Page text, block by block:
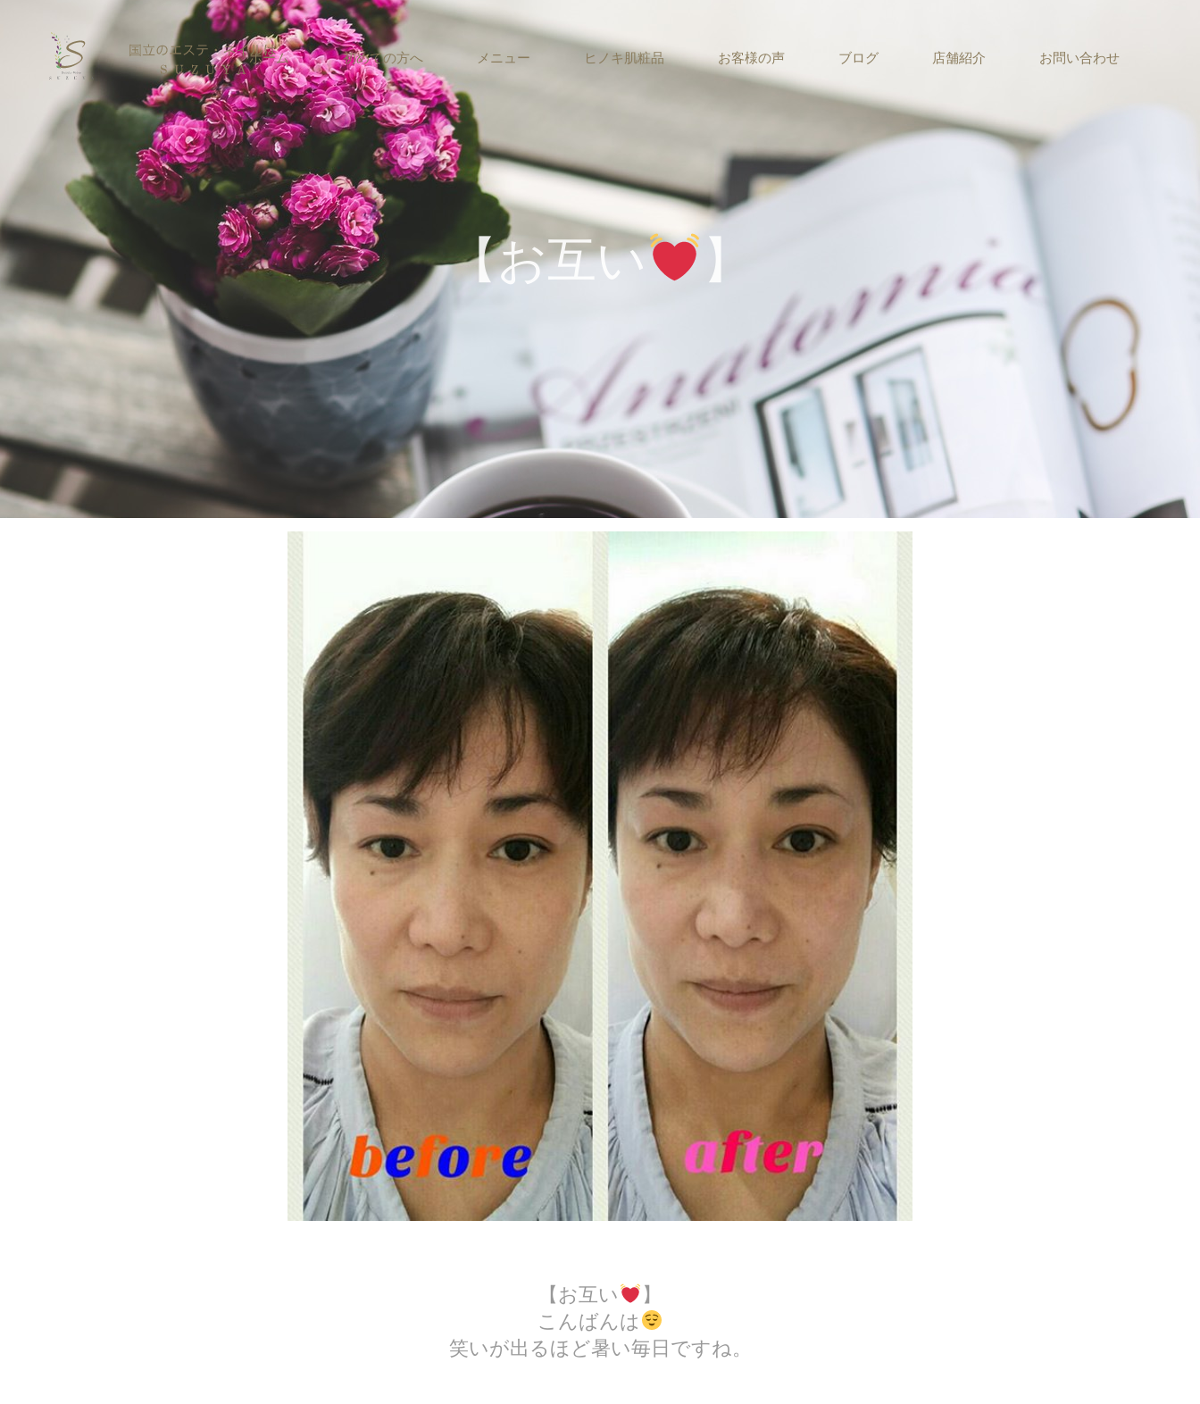
ホーム 初めての方へ メニュー ヒノキ肌粧品 お客様の声 ブログ 店舗紹介 お問い合わせ
【お互い 】
【お互い
】
こんばんは
笑いが出るほど暑い毎日ですね。